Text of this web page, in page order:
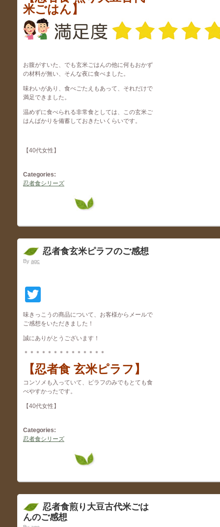
米ごはん】
お腹がすいた、でも玄米ごはんの他に何もおかず
の材料が無い、そんな夜に食べました。
味わいがあり、食べごたえもあって、それだけで
満足できました。
温めずに食べられる非常食としては、この玄米ご
はんばかりを備蓄しておきたいくらいです。
【40代女性】
Categories:
忍者食シリーズ
忍者食玄米ピラフのご感想
By agc
味きっこうの商品について、お客様からメールで
ご感想をいただきました！
誠にありがとうございます！
＊＊＊＊＊＊＊＊＊＊＊＊＊＊
【忍者食 玄米ピラフ】
コンソメも入っていて、ピラフのみでもとても食
べやすかったです。
【40代女性】
Categories:
忍者食シリーズ
忍者食煎り大豆古代米ごは
んのご感想